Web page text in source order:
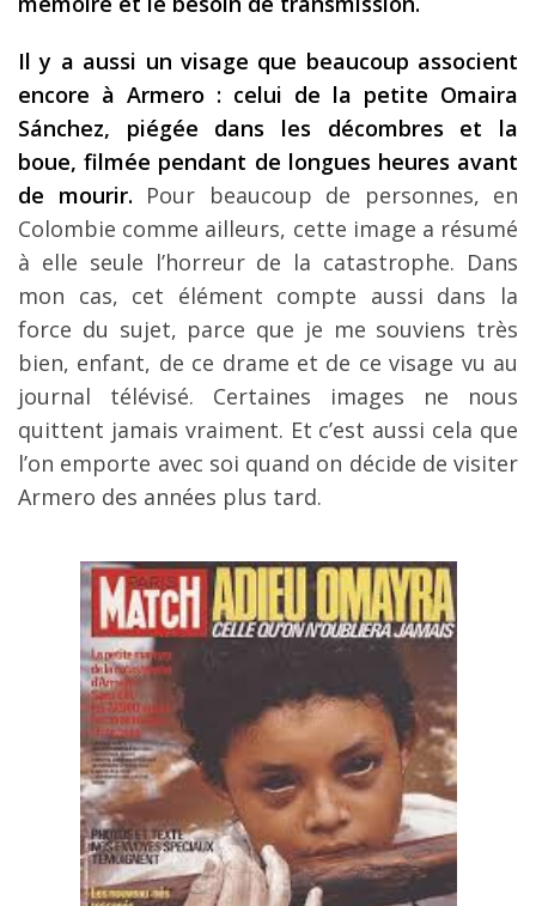
Il y a aussi un visage que beaucoup associent
encore à Armero : celui de la petite Omaira
Sánchez, piégée dans les décombres et la
boue, filmée pendant de longues heures avant
de mourir. Pour beaucoup de personnes, en
Colombie comme ailleurs, cette image a résumé
à elle seule l’horreur de la catastrophe. Dans
mon cas, cet élément compte aussi dans la
force du sujet, parce que je me souviens très
bien, enfant, de ce drame et de ce visage vu au
journal télévisé. Certaines images ne nous
quittent jamais vraiment. Et c’est aussi cela que
l’on emporte avec soi quand on décide de visiter
Armero des années plus tard.